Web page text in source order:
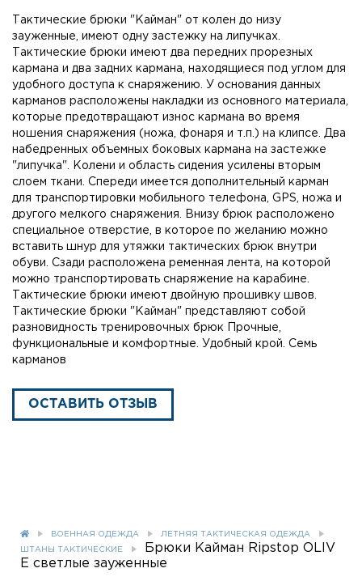
Тактические брюки "Кайман" от колен до низу
зауженные, имеют одну застежку на липучках.
Тактические брюки имеют два передних прорезных
кармана и два задних кармана, находящиеся под углом для
удобного доступа к снаряжению. У основания данных
карманов расположены накладки из основного материала,
которые предотвращают износ кармана во время
ношения снаряжения (ножа, фонаря и т.п.) на клипсе. Два
набедренных объемных боковых кармана на застежке
"липучка". Колени и область сидения усилены вторым
слоем ткани. Спереди имеется дополнительный карман
для транспортировки мобильного телефона, GPS, ножа и
другого мелкого снаряжения. Внизу брюк расположено
специальное отверстие, в которое по желанию можно
вставить шнур для утяжки тактических брюк внутри
обуви. Сзади расположена ременная лента, на которой
можно транспортировать снаряжение на карабине.
Тактические брюки имеют двойную прошивку швов.
Тактические брюки "Кайман" представляют собой
разновидность тренировочных брюк Прочные,
функциональные и комфортные. Удобный крой. Семь
карманов
ОСТАВИТЬ ОТЗЫВ
ВОЕННАЯ ОДЕЖДА ЛЕТНЯЯ ТАКТИЧЕСКАЯ ОДЕЖДА
ШТАНЫ ТАКТИЧЕСКИЕ
Брюки Кайман Ripstop OLIV
E светлые зауженные